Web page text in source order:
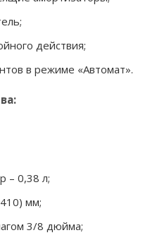
действия;
в режиме «Автомат».
– 0,38 л;
мм;
3/8 дюйма;